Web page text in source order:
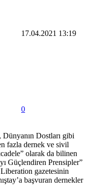
17.04.2021 13:19
0
Dünyanın Dostları gibi
fazla dernek ve sivil
olarak da bilinen
Güçlendiren Prensipler”
Liberation gazetesinin
başvuran dernekler